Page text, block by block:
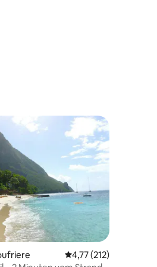
4,82 von 5, 119 Bewertungen
4,92 von 5, 157 Bewertungen
Durchschnittliche
4,77 (212)